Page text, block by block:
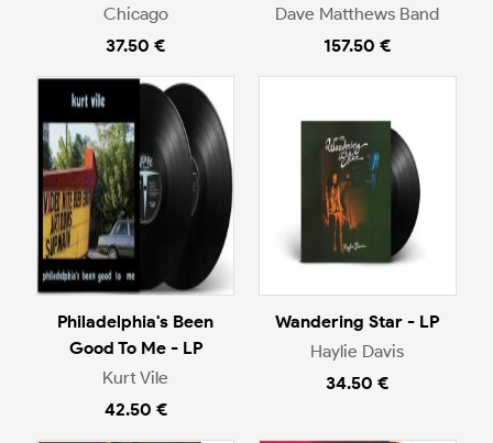
Chicago
37.50 €
Dave Matthews Band
157.50 €
Philadelphia's Been
Good To Me - LP
Kurt Vile
42.50 €
Wandering Star - LP
Haylie Davis
34.50 €